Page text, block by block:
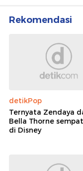
Rekomendasi
detikPop
Ternyata Zendaya
Bella Thorne
di Disney